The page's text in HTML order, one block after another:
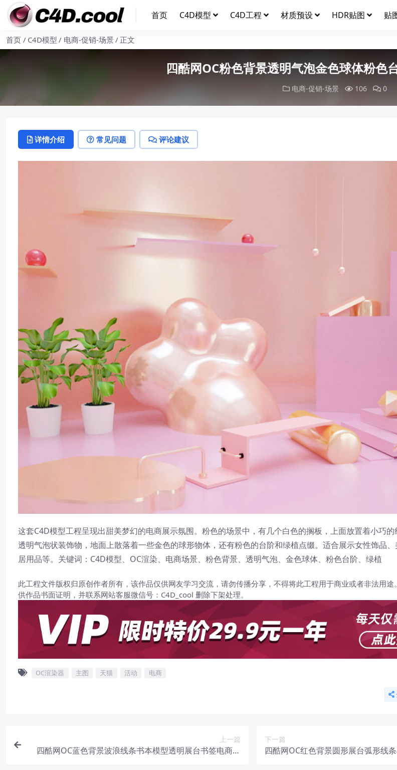
首页 C4D模型 C4D工程 材质预设 HDR贴图 贴
首页 C4D模型 电商-促销-场景 正文
四酷网OC粉色背景透明气泡金色球体粉色
电商-促销-场景 106 0
详情介绍 常见问题 评论建议
这套C4D模型工程呈现出甜美梦幻的电商展示氛围。粉色的场景中，有几个白色的搁板，上面放置着小巧
透明气泡状装饰物，地面上散落着一些金色的球形物体，还有粉色的台阶和绿植点缀。适合展示女性饰品
居用品等。关键词：C4D模型、OC渲染、电商场景、粉色背景、透明气泡、金色球体、粉色台阶、绿植
此工程文件版权归原创作者所有，该作品仅供网友学习交流，请勿传播分享，不得将此工程用于商业或者非法用
供作品书面证明，并联系网站客服微信号：C4D_cool 删除下架处理。
OC渲染器 主图 天猫 活动 电商
上一篇
四酷网OC蓝色背景波浪线条书本模型透明展台书签电商模
下一篇
四酷网OC红色背景圆形展台弧形线